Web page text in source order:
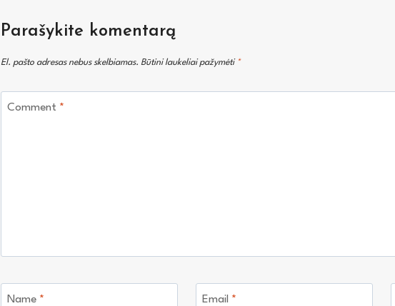
Parašykite komentarą
El. pašto adresas nebus skelbiamas. Būtini laukeliai pažymėti *
Comment *
Name * Email *